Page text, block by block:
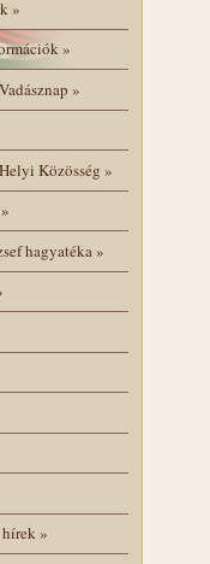
»
»
»
Közösség »
hagyatéka»
»